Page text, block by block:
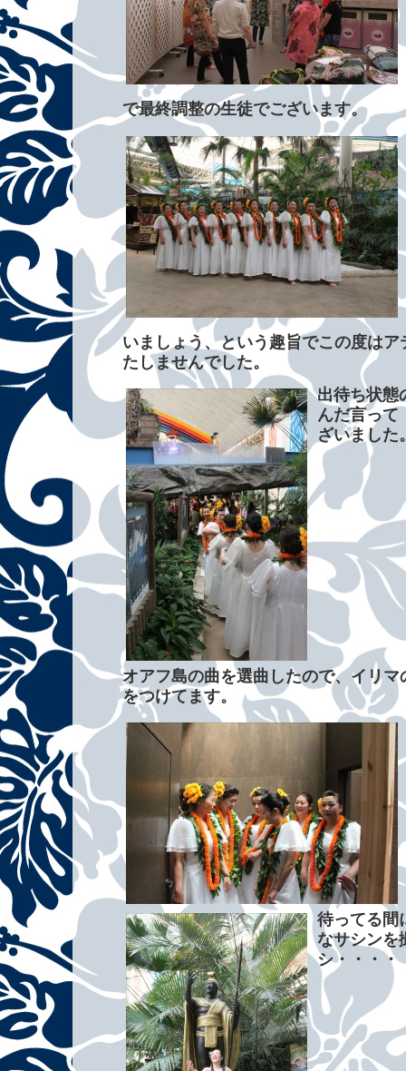
で最終調整の生徒でございます。
いましょう、という趣旨でこの度は
たしませんでした。
出待ち状態
んだ言って
ざいました
オアフ島の曲を選曲したので、イリ
をつけてます。
待ってる間
なサシンを
シ・・・・